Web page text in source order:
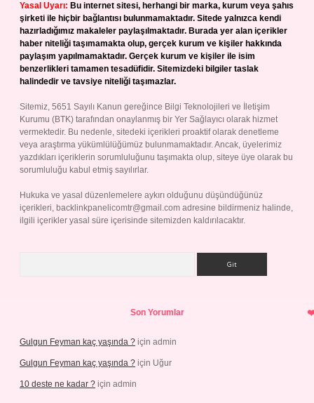
Yasal Uyarı: Bu internet sitesi, herhangi bir marka, kurum veya şahıs
şirketi ile hiçbir bağlantısı bulunmamaktadır. Sitede yalnızca kendi
hazırladığımız makaleler paylaşılmaktadır. Burada yer alan içerikler
haber niteliği taşımamakta olup, gerçek kurum ve kişiler hakkında
paylaşım yapılmamaktadır. Gerçek kurum ve kişiler ile isim
benzerlikleri tamamen tesadüfidir. Sitemizdeki bilgiler taslak
halindedir ve tavsiye niteliği taşımazlar.
Sitemiz, 5651 Sayılı Kanun gereğince Bilgi Teknolojileri ve İletişim
Kurumu (BTK) tarafından onaylanmış bir Yer Sağlayıcı olarak hizmet
vermektedir. Bu nedenle, sitedeki içerikleri proaktif olarak denetleme
veya araştırma yükümlülüğümüz bulunmamaktadır. Ancak, üyelerimiz
yazdıkları içeriklerin sorumluluğunu taşımakta olup, siteye üye olarak bu
sorumluluğu kabul etmiş sayılırlar.
Hukuka ve yasal düzenlemelere aykırı olduğunu düşündüğünüz
içerikleri, backlinkpanelicomtr@gmail.com adresine bildirmeniz halinde,
ilgili içerikler yasal süre içerisinde sitemizden kaldırılacaktır.
Son Yorumlar
Gulgun Feyman kaç yaşında ? için admin
Gulgun Feyman kaç yaşında ? için Uğur
10 deste ne kadar ? için admin